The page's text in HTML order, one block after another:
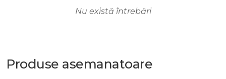
Nu există întrebări
Produse asemanatoare